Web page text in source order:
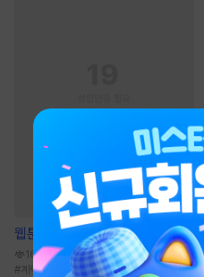
웹툰 베타 소백작이 달라졌다
160.6만
# 계략공 연상수 #미인공 #다공일수